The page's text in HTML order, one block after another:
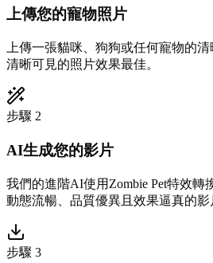
上傳您的寵物照片
上傳一張貓咪、狗狗或任何寵物的
清晰可見的照片效果最佳。
步驟 2
AI生成您的影片
我們的進階AI使用Zombie Pet特效轉
動態流暢、品質優異且效果逼真的影
步驟 3